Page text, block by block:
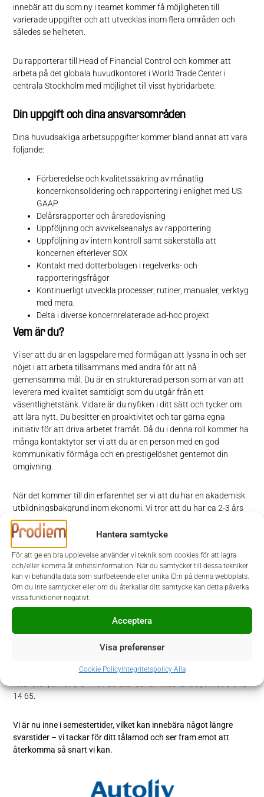
Hantera samtycke
För att ge en bra upplevelse använder vi teknik som cookies för att lagra
och/eller komma åt enhetsinformation. När du samtycker till dessa tekniker
kan vi behandla data som surfbeteende eller unika ID:n på denna webbplats.
Om du inte samtycker eller om du återkallar ditt samtycke kan detta påverka
vissa funktioner negativt.
Acceptera
Visa preferenser
Cookie PolicyIntegritetspolicy Alla
innebär att du som ny i teamet kommer få möjligheten till
varierade uppgifter och att utvecklas inom flera områden och
således se helheten.
Du rapporterar till Head of Financial Control och kommer att
arbeta på det globala huvudkontoret i World Trade Center i
centrala Stockholm med möjlighet till visst hybridarbete.
Din uppgift och dina ansvarsområden
Dina huvudsakliga arbetsuppgifter kommer bland annat att vara
följande:
Förberedelse och kvalitetssäkring av månatlig
koncernkonsolidering och rapportering i enlighet med US
GAAP
Delårsrapporter och årsredovisning
Uppföljning och avvikelseanalys av rapportering
Uppföljning av intern kontroll samt säkerställa att
koncernen efterlever SOX
Kontakt med dotterbolagen i regelverks- och
rapporteringsfrågor
Kontinuerligt utveckla processer, rutiner, manualer, verktyg
med mera.
Delta i diverse koncernrelaterade ad-hoc projekt
Vem är du?
Vi ser att du är en lagspelare med förmågan att lyssna in och ser
nöjet i att arbeta tillsammans med andra för att nå
gemensamma mål. Du är en strukturerad person som är van att
leverera med kvalitet samtidigt som du utgår från ett
väsentlighetstänk. Vidare är du nyfiken i ditt sätt och tycker om
att lära nytt. Du besitter en proaktivitet och tar gärna egna
initiativ för att driva arbetet framåt. Då du i denna roll kommer ha
många kontaktytor ser vi att du är en person med en god
kommunikativ förmåga och en prestigelöshet gentemot din
omgivning.
När det kommer till din erfarenhet ser vi att du har en akademisk
utbildningsbakgrund inom ekonomi. Vi tror att du har ca 2-3 års
arbetslivserfarenhet som revisor. Vi ser det som meriterande om
du har erfarenhet av att granska större bolag i en internationell
miljö. Vi ser även att du har ett intresse för AI och hur tekniken
kan användas för att utveckla processer och arbetssätt inom
ekonomiområdet.Du kommunicerar flytande i engelska och
svenska, i såväl tal som skrift.
Ansökan
I denna rekrytering samarbetar Autoliv med Prodiem. Urval och
intervjuer sker löpande med start i augusti. Annonsen är
www.prodiem.se. Vid frågor kontaktar du Jakob
14 65.
Vi är nu inne i semestertider, vilket kan innebära något längre
svarstider – vi tackar för ditt tålamod och ser fram emot att
återkomma så snart vi kan.